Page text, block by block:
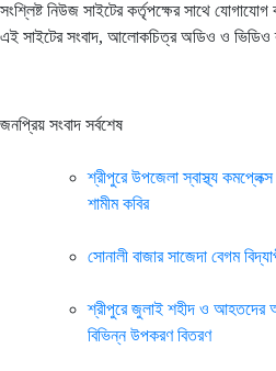
সংশ্লিষ্ট নিউজ সাইটের কর্তৃপক্ষের সাথে
এই সাইটের সংবাদ, আলোকচিত্র অডিও ও ভিডিও
জনপ্রিয় সংবাদ সর্বশেষ
শ্রীপুরে উপজেলা স্বাস্থ্য
শামীম কবির
সোনালী বাজার সাজেদা বেগম
শ্রীপুরে জুলাই শহীদ ও আহতদের
বিভিন্ন উপকরণ বিতরণ